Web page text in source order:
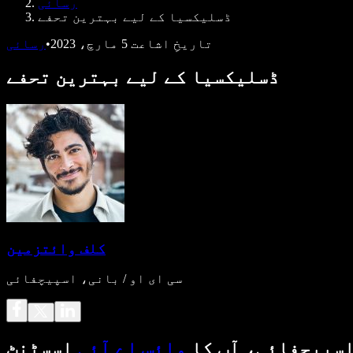
رسائی
ڈسلیکسیا کے لیے بہترین تحفے
تاریخِ اشاعت 5 مارچ، 2023 • رسائی
ڈسلیکسیا کے لیے بہترین تحفے
کلف وائتزمین
سی ای او / بانی، اسپیچفائی
آپ کا وائس اے آئی اسسٹنٹ